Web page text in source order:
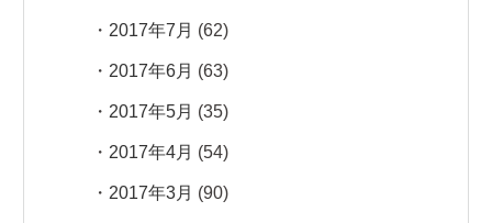
2017年7月 (62)
2017年6月 (63)
2017年5月 (35)
2017年4月 (54)
2017年3月 (90)